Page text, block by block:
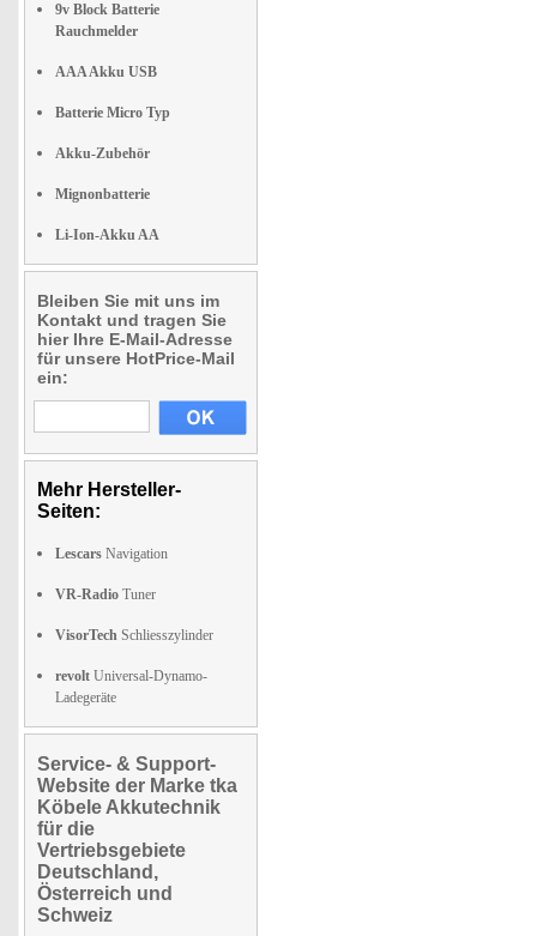
9v Block Batterie
Rauchmelder
AAA Akku USB
Batterie Micro Typ
Akku-Zubehör
Mignonbatterie
Li-Ion-Akku AA
Bleiben Sie mit uns im
Kontakt und tragen Sie
hier Ihre E-Mail-Adresse
für unsere HotPrice-Mail
ein:
Mehr Hersteller-
Seiten:
Lescars Navigation
VR-Radio Tuner
VisorTech Schliesszylinder
revolt Universal-Dynamo-
Ladegeräte
Service- & Support-
Website der Marke tka
Köbele Akkutechnik
für die
Vertriebsgebiete
Deutschland,
Österreich und
Schweiz